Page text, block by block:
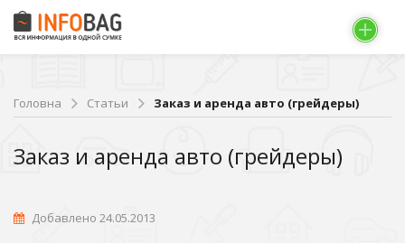
Головна Статьи Заказ и аренда авто (грейдеры)
Заказ и аренда авто (грейдеры)
Добавлено 24.05.2013